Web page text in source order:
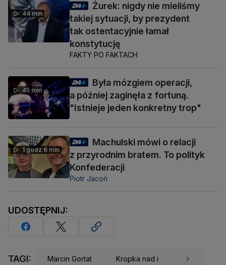
44 min
Żurek: nigdy nie mieliśmy
takiej sytuacji, by prezydent
tak ostentacyjnie łamał
konstytucję
FAKTY PO FAKTACH
45 min
Była mózgiem operacji,
a później zaginęła z fortuną.
"Istnieje jeden konkretny trop"
1 godz 6 min
Machulski mówi o relacji
z przyrodnim bratem. To polityk
Konfederacji
Piotr Jacoń
UDOSTĘPNIJ:
TAGI: Marcin Gortat Kropka nad i